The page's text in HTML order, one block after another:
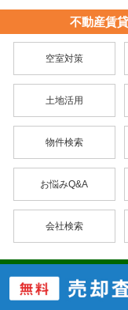
不動産賃
空室対策
土地活用
物件検索
お悩みQ&A
会社検索